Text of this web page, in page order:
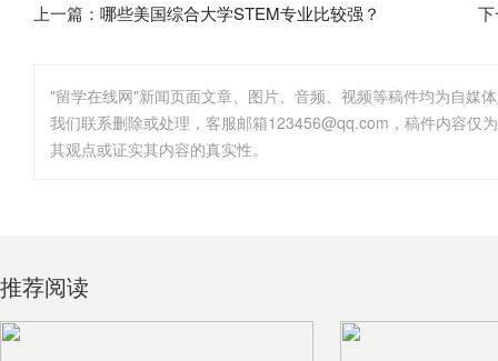
上一篇： 哪些美国综合大学STEM专业比较强？
"留学在线网"新闻页面文章、图片、音频、视频等稿件均为自媒
其观点或证实其内容的真实性。
推荐阅读